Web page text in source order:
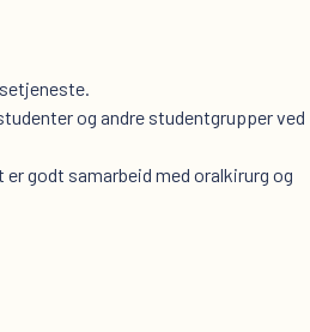
og andre studentgrupper ved
godt samarbeid med oralkirurg og